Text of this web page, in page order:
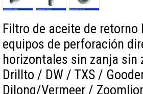
Filtro de aceite de retorno
equipos de perforación
horizontales sin zanja sin
Drillto / DW / TXS /
Dilong/Vermeer /